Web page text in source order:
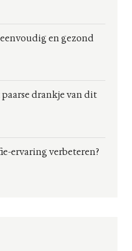
en gezond
drankje van dit
ervaring verbeteren?